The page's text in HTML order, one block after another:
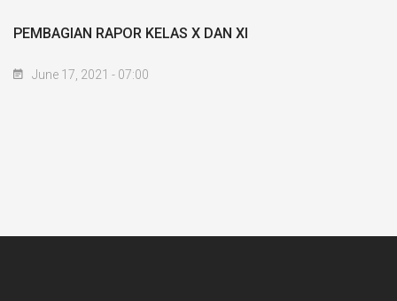
PEMBAGIAN RAPOR KELAS X DAN XI
June 17, 2021 - 07:00